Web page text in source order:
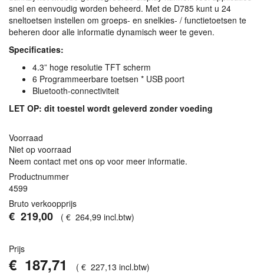
snel en eenvoudig worden beheerd. Met de D785 kunt u 24
sneltoetsen instellen om groeps- en snelkies- / functietoetsen te
beheren door alle informatie dynamisch weer te geven.
Specificaties:
4.3” hoge resolutie TFT scherm
6 Programmeerbare toetsen * USB poort
Bluetooth-connectiviteit
LET OP: dit toestel wordt geleverd zonder voeding
Voorraad
Niet op voorraad
Neem contact met ons op voor meer informatie.
Productnummer
4599
Bruto verkoopprijs
€ 219,00 ( € 264,99 incl.btw)
Prijs
€ 187,71 ( € 227,13 incl.btw)